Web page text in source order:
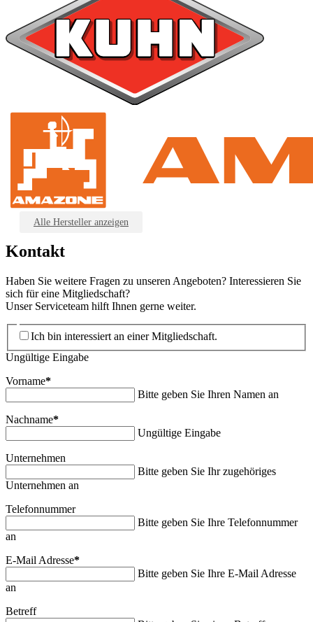
Alle Hersteller anzeigen
Kontakt
Haben Sie weitere Fragen zu unseren Angeboten? Interessieren Sie
sich für eine Mitgliedschaft?
Unser Serviceteam hilft Ihnen gerne weiter.
Ich bin interessiert an einer Mitgliedschaft.
Ungültige Eingabe
Vorname*
Bitte geben Sie Ihren Namen an
Nachname*
Ungültige Eingabe
Unternehmen
Bitte geben Sie Ihr zugehöriges
Unternehmen an
Telefonnummer
Bitte geben Sie Ihre Telefonnummer
an
E-Mail Adresse*
Bitte geben Sie Ihre E-Mail Adresse
an
Betreff